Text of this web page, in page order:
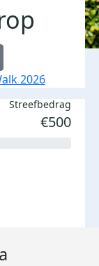
2026
Streefbedrag
€500